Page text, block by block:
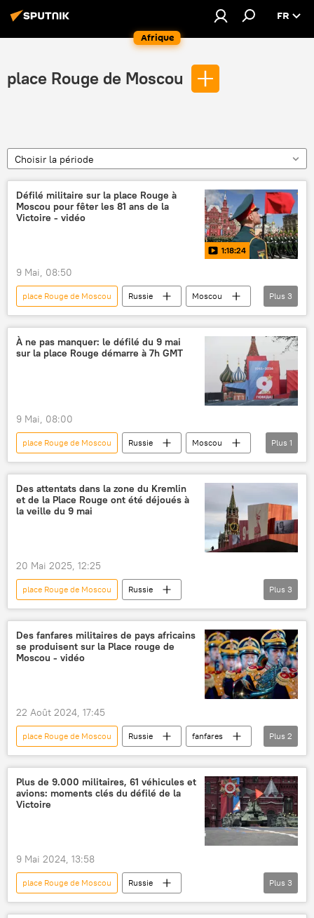
Afrique
FR
place Rouge de Moscou
Choisir la période
Défilé militaire sur la place Rouge à
Moscou pour fêter les 81 ans de la
Victoire - vidéo
1:18:24
9 Mai, 08:50
place Rouge de Moscou Russie
Moscou
Jour de la Victoire
Vladimir Poutine
défilé militaire
Plus 3
À ne pas manquer: le défilé du 9 mai
sur la place Rouge démarre à 7h GMT
9 Mai, 08:00
place Rouge de Moscou Russie
Moscou
défilé militaire
Plus 1
Des attentats dans la zone du Kremlin
et de la Place Rouge ont été déjoués à
la veille du 9 mai
20 Mai 2025, 12:25
place Rouge de Moscou
Russie
États-Unis
Ukraine
attaque
Kremlin
Plus 3
Des fanfares militaires de pays africains
se produisent sur la Place rouge de
Moscou - vidéo
22 Août 2024, 17:45
place Rouge de Moscou Russie
fanfares
festival
musique
Plus 2
Plus de 9.000 militaires, 61 véhicules et
avions: moments clés du défilé de la
Victoire
9 Mai 2024, 13:58
place Rouge de Moscou
Russie
défilé militaire
Vladimir Poutine
Plus 3